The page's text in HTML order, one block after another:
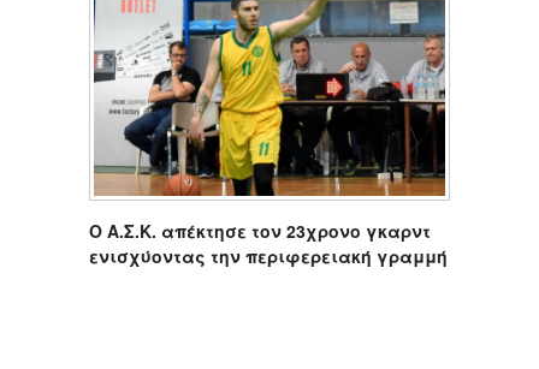
Ο Α.Σ.Κ. απέκτησε τον 23χρονο γκαρντ
ενισχύοντας την περιφερειακή γραμμή